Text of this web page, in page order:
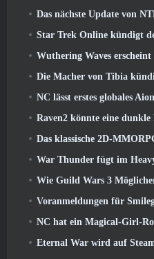
Das nächste Update von NTE ist ein
Star Trek Online kündigt den Start
Wuthering Waves erscheint
Die Macher von Tibia kündigen neuen Playtest des
NC lässt erstes globales Aion fallen
Raven2 könnte eine dunkle Fantasie sein,
Das klassische 2D-MMORPG
War Thunder fügt im Heavy Cavalry Update
Wie Guild Wars 3 Möglicherweise ist es
Voranmeldungen für Smilegates
NC hat ein Magical-Girl-Rollenspiel im
Eternal War wird auf